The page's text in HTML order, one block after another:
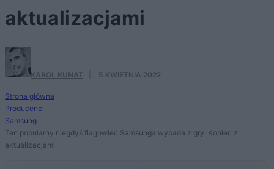
aktualizacjami
KAROL KUNAT 5 KWIETNIA 2022
Strona główna
Producenci
Samsung
Ten popularny niegdyś flagowiec Samsunga wypada z gry. Koniec z
aktualizacjami